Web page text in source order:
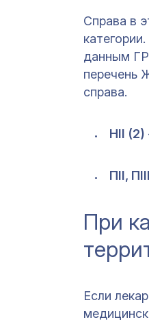
Справа в
данным
перечень
справа.
НII (2)
ПII,
При
Если